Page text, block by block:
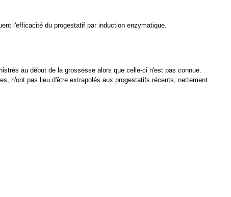
l'efficacité du progestatif par induction enzymatique.
au début de la grossesse alors que celle-ci n'est pas connue.
n'ont pas lieu d'être extrapolés aux progestatifs récents, nettement